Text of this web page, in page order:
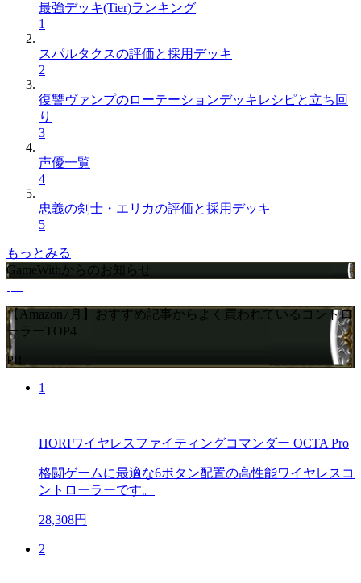
最強デッキ(Tier)ランキング
1
スパルタクスの評価と採用デッキ
2
復讐ヴァンプのローテーションデッキレシピと立ち回
り
3
声優一覧
4
忠義の剣士・エリカの評価と採用デッキ
5
もっとみる
GameWithからのお知らせ
【Amazon7月】おすすめ記事からよく買われているコントロ
ーラーTOP4
PR
1
HORIワイヤレスファイティングコマンダー OCTA Pro
格闘ゲームに最適な6ボタン配置の高性能ワイヤレスコ
ントローラーです。
28,308円
2